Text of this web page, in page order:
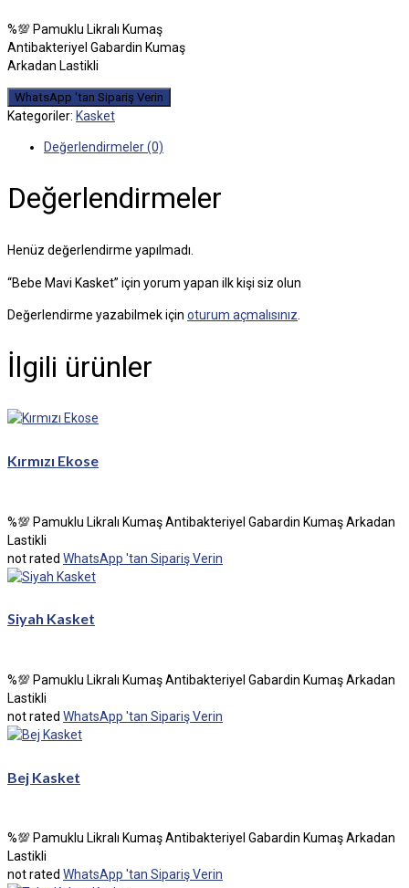
%💯 Pamuklu Likralı Kumaş
Antibakteriyel Gabardin Kumaş
Arkadan Lastikli
WhatsApp 'tan Sipariş Verin
Kategoriler: Kasket
Değerlendirmeler (0)
Değerlendirmeler
Henüz değerlendirme yapılmadı.
“Bebe Mavi Kasket” için yorum yapan ilk kişi siz olun
Değerlendirme yazabilmek için oturum açmalısınız
İlgili ürünler
Kırmızı Ekose
%💯 Pamuklu Likralı Kumaş Antibakteriyel Gabardin Kumaş Arkadan
Lastikli
not rated WhatsApp 'tan Sipariş Verin
Siyah Kasket
%💯 Pamuklu Likralı Kumaş Antibakteriyel Gabardin Kumaş Arkadan
Lastikli
not rated WhatsApp 'tan Sipariş Verin
Bej Kasket
%💯 Pamuklu Likralı Kumaş Antibakteriyel Gabardin Kumaş Arkadan
Lastikli
not rated WhatsApp 'tan Sipariş Verin